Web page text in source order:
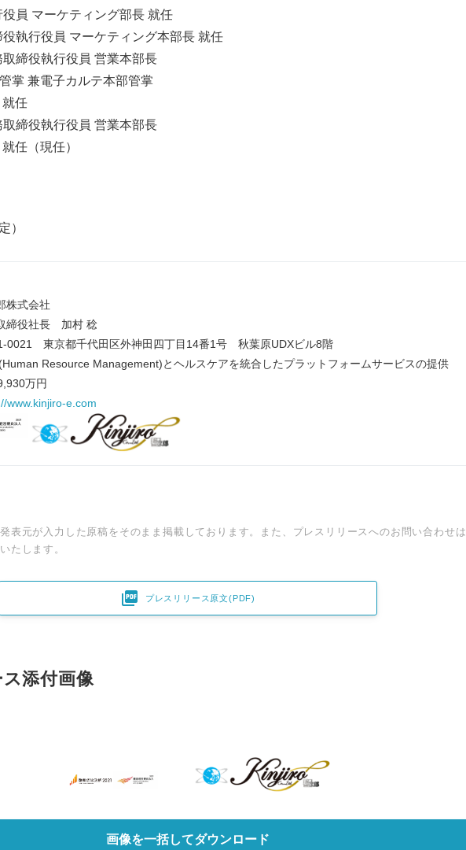
員 マーケティング部長 就任
執行役員 マーケティング本部長 就任
締役執行役員 営業本部長
掌 兼電子カルテ本部管掌
任
締役執行役員 営業本部長
任（現任）
）
式会社
役社長 加村 稔
東京都千代田区外神田四丁目14番1号 秋葉原UDXビル8階
Resource Management)とヘルスケアを統合したプラットフォームサービスの提供
万円
www.kinjiro-e.com
表元が入力した原稿をそのまま掲載しております。また、プレスリリースへのお問い合わせは
たします。
 プレスリリース原文(PDF)
添付画像
画像を一括してダウンロード
Japanese
English